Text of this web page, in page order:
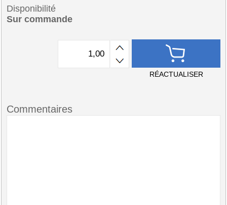
Disponibilité
Sur commande
RÉACTUALISER
Commentaires